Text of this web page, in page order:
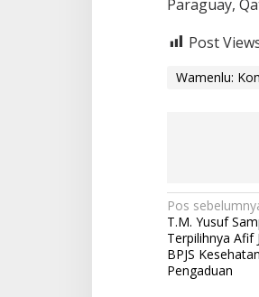
Paraguay,
Post
Wamenlu:
N
a
v
Pos
​T.M. Yusuf
Terpilihnya Afif
BPJS
Pengaduan